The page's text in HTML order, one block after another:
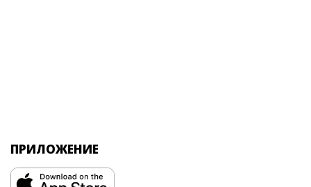
ПРИЛОЖЕНИЕ